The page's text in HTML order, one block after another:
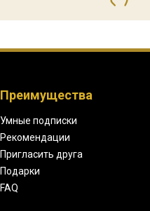
Преимущества
Умные подписки
Рекомендации
Пригласить друга
Подарки
FAQ